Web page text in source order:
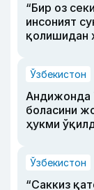
“Бир оз
инсоният
қолишидан
Ўзбекистон
Андижонда
боласини
ҳукми
Ўзбекистон
“Саккиз